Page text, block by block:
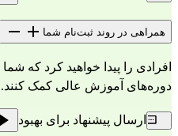
همراهی در روند ثبت‌نام شما
دوره‌های آموزش عالی کمک کنند.
ارسال پیشنهاد برای بهبود